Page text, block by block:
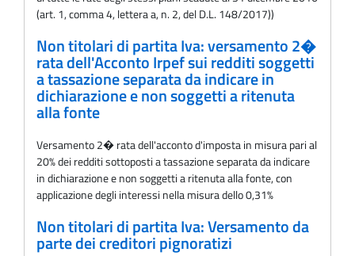
(art. 1, comma 4, lettera a, n. 2, del D.L. 148/2017))
Non titolari di partita Iva: versamento 2�
rata dell'Acconto Irpef sui redditi soggetti
a tassazione separata da indicare in
dichiarazione e non soggetti a ritenuta
alla fonte
Versamento 2� rata dell'acconto d'imposta in misura pari al
20% dei redditi sottoposti a tassazione separata da indicare
in dichiarazione e non soggetti a ritenuta alla fonte, con
applicazione degli interessi nella misura dello 0,31%
Non titolari di partita Iva: Versamento da
parte dei creditori pignoratizi